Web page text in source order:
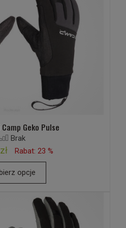
Geko Pulse
Brak
Rabat: 23 %
opcje